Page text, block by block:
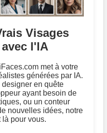
Visages
l'IA
met à votre
générées par IA.
en quête
ayant besoin de
ou un conteur
nouvelles idées, notre
là pour vous.